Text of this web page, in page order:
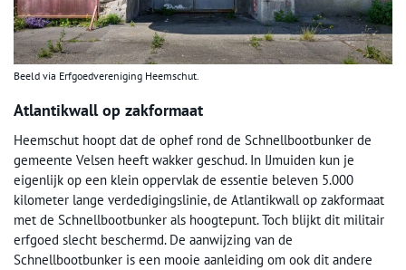
Beeld via Erfgoedvereniging Heemschut.
Atlantikwall op zakformaat
Heemschut hoopt dat de ophef rond de Schnellbootbunker de
gemeente Velsen heeft wakker geschud. In IJmuiden kun je
eigenlijk op een klein oppervlak de essentie beleven 5.000
kilometer lange verdedigingslinie, de Atlantikwall op zakformaat
met de Schnellbootbunker als hoogtepunt. Toch blijkt dit militair
erfgoed slecht beschermd. De aanwijzing van de
Schnellbootbunker is een mooie aanleiding om ook dit andere